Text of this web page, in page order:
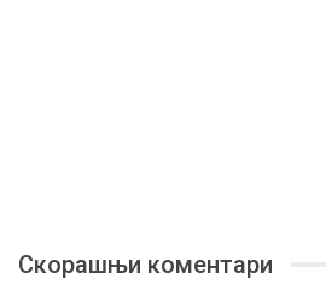
Скорашњи коментари